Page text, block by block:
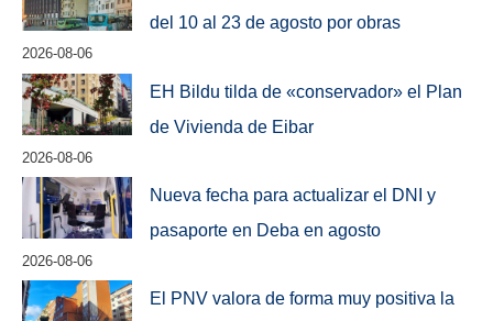
del 10 al 23 de agosto por obras
2026-08-06
EH Bildu tilda de «conservador» el Plan
de Vivienda de Eibar
2026-08-06
Nueva fecha para actualizar el DNI y
pasaporte en Deba en agosto
2026-08-06
El PNV valora de forma muy positiva la